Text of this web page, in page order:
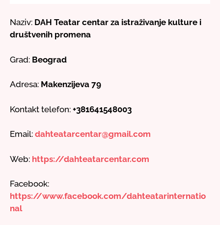
Naziv: DAH Teatar centar za istraživanje kulture i
društvenih promena
Grad: Beograd
Adresa: Makenzijeva 79
Kontakt telefon: +381641548003
Email: dahteatarcentar@gmail.com
Web: https://dahteatarcentar.com
Facebook:
https://www.facebook.com/dahteatarinternatio
nal